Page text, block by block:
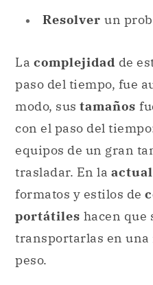
Resolver un
La complejidad de
paso del tiempo, fue
modo, sus tamaños
con el paso del
equipos de un gran
trasladar. En la
formatos y estilos de
portátiles hacen que
transportarlas en una
peso.